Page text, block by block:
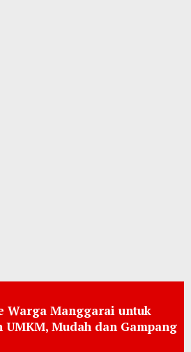
Warga Manggarai untuk
UMKM, Mudah dan Gampang